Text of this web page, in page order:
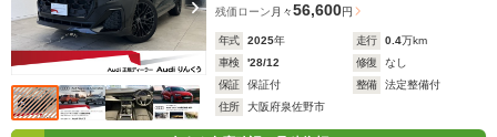
残価ローン 月々56,600円
年式 2025年 走行 0.4万km
車検
'28/12 修復
なし
保証
保証付 整備
法定整備付
住所
大阪府泉佐野市